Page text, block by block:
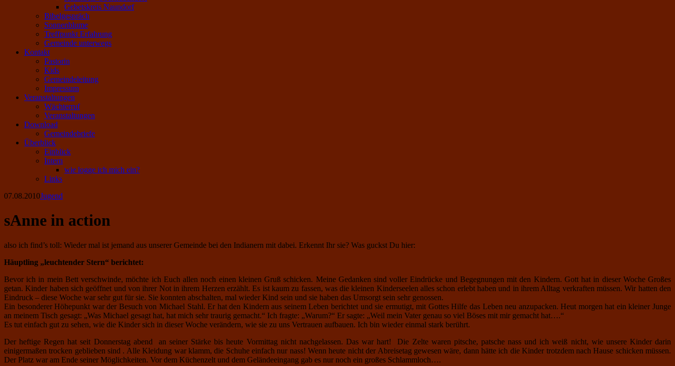
Gebetskreis Naundorf
Bibelgespräch
Sonnenblume
Treffpunkt Erfahrung
Gemeinde unterwegs
Kontakt
Pastorin
Kids
Gemeindeleitung
Impressum
Veranstaltungen
Wächterruf
Veranstaltungen
Download
Gemeindebriefe
Überblick
Einblick
Intern
wie logge ich mich ein?
Links
07.08.2010Jugend
sAnne in action
also ich find’s toll: Wieder mal ist jemand aus unserer Gemeinde bei den Indianern mit dabei. Erkennt Ihr sie? Was guckst Du hier:
Häuptling „leuchtender Stern“ berichtet:
Bevor ich in mein Bett verschwinde, möchte ich Euch allen noch einen kleinen Gruß schicken. Meine Gedanken sind voller Eindrücke und Begegnungen mit den Kindern. Gott hat in dieser Woche Großes
getan. Kinder haben sich geöffnet und von ihrer Not in ihrem Herzen erzählt. Es ist kaum zu fassen, was die kleinen Kinderseelen alles schon erlebt haben und in ihrem Alltag verkraften müssen. Wir hatten den
Eindruck – diese Woche war sehr gut für sie. Sie konnten abschalten, mal wieder Kind sein und sie haben das Umsorgt sein sehr genossen.
Ein besonderer Höhepunkt war der Besuch von Michael Stahl. Er hat den Kindern aus seinem Leben berichtet und sie ermutigt, mit Gottes Hilfe das Leben neu anzupacken. Heut morgen hat ein kleiner Junge
an meinem Tisch gesagt: „Was Michael gesagt hat, hat mich sehr traurig gemacht.“ Ich fragte: „Warum?“ Er sagte: „Weil mein Vater genau so viel Böses mit mir gemacht hat….“
Es tut einfach gut zu sehen, wie die Kinder sich in dieser Woche verändern, wie sie zu uns Vertrauen aufbauen. Ich bin wieder einmal stark berührt.
Der heftige Regen hat seit Donnerstag abend an seiner Stärke bis heute Vormittag nicht nachgelassen. Das war hart! Die Zelte waren pitsche, patsche nass und ich weiß nicht, wie unsere Kinder darin
einigermaßen trocken geblieben sind . Alle Kleidung war klamm, die Schuhe einfach nur nass! Wenn heute nicht der Abreisetag gewesen wäre, dann hätte ich die Kinder trotzdem nach Hause schicken müssen.
Der Platz war am Ende seiner Möglichkeiten. Vor dem Küchenzelt und dem Geländeeingang gab es nur noch ein großes Schlammloch….